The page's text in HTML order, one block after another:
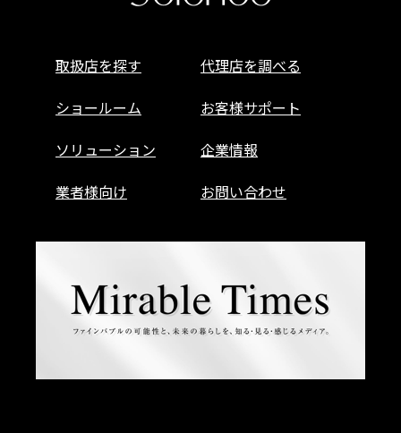
取扱店を探す
代理店を調べる
ショールーム
お客様サポート
ソリューション
企業情報
業者様向け
お問い合わせ